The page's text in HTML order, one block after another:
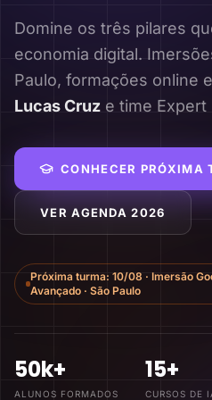
Domine os três pilares
economia digital.
Paulo, formações online
Lucas Cruz e time Expert
CONHECER PRÓXIMA
VER AGENDA 2026
Próxima turma: 10/08 · Imersão
Avançado · São Paulo
50k+
ALUNOS FORMADOS
15+
CURSOS DE